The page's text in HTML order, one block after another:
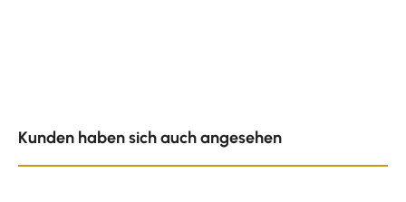
Kunden haben sich auch angesehen